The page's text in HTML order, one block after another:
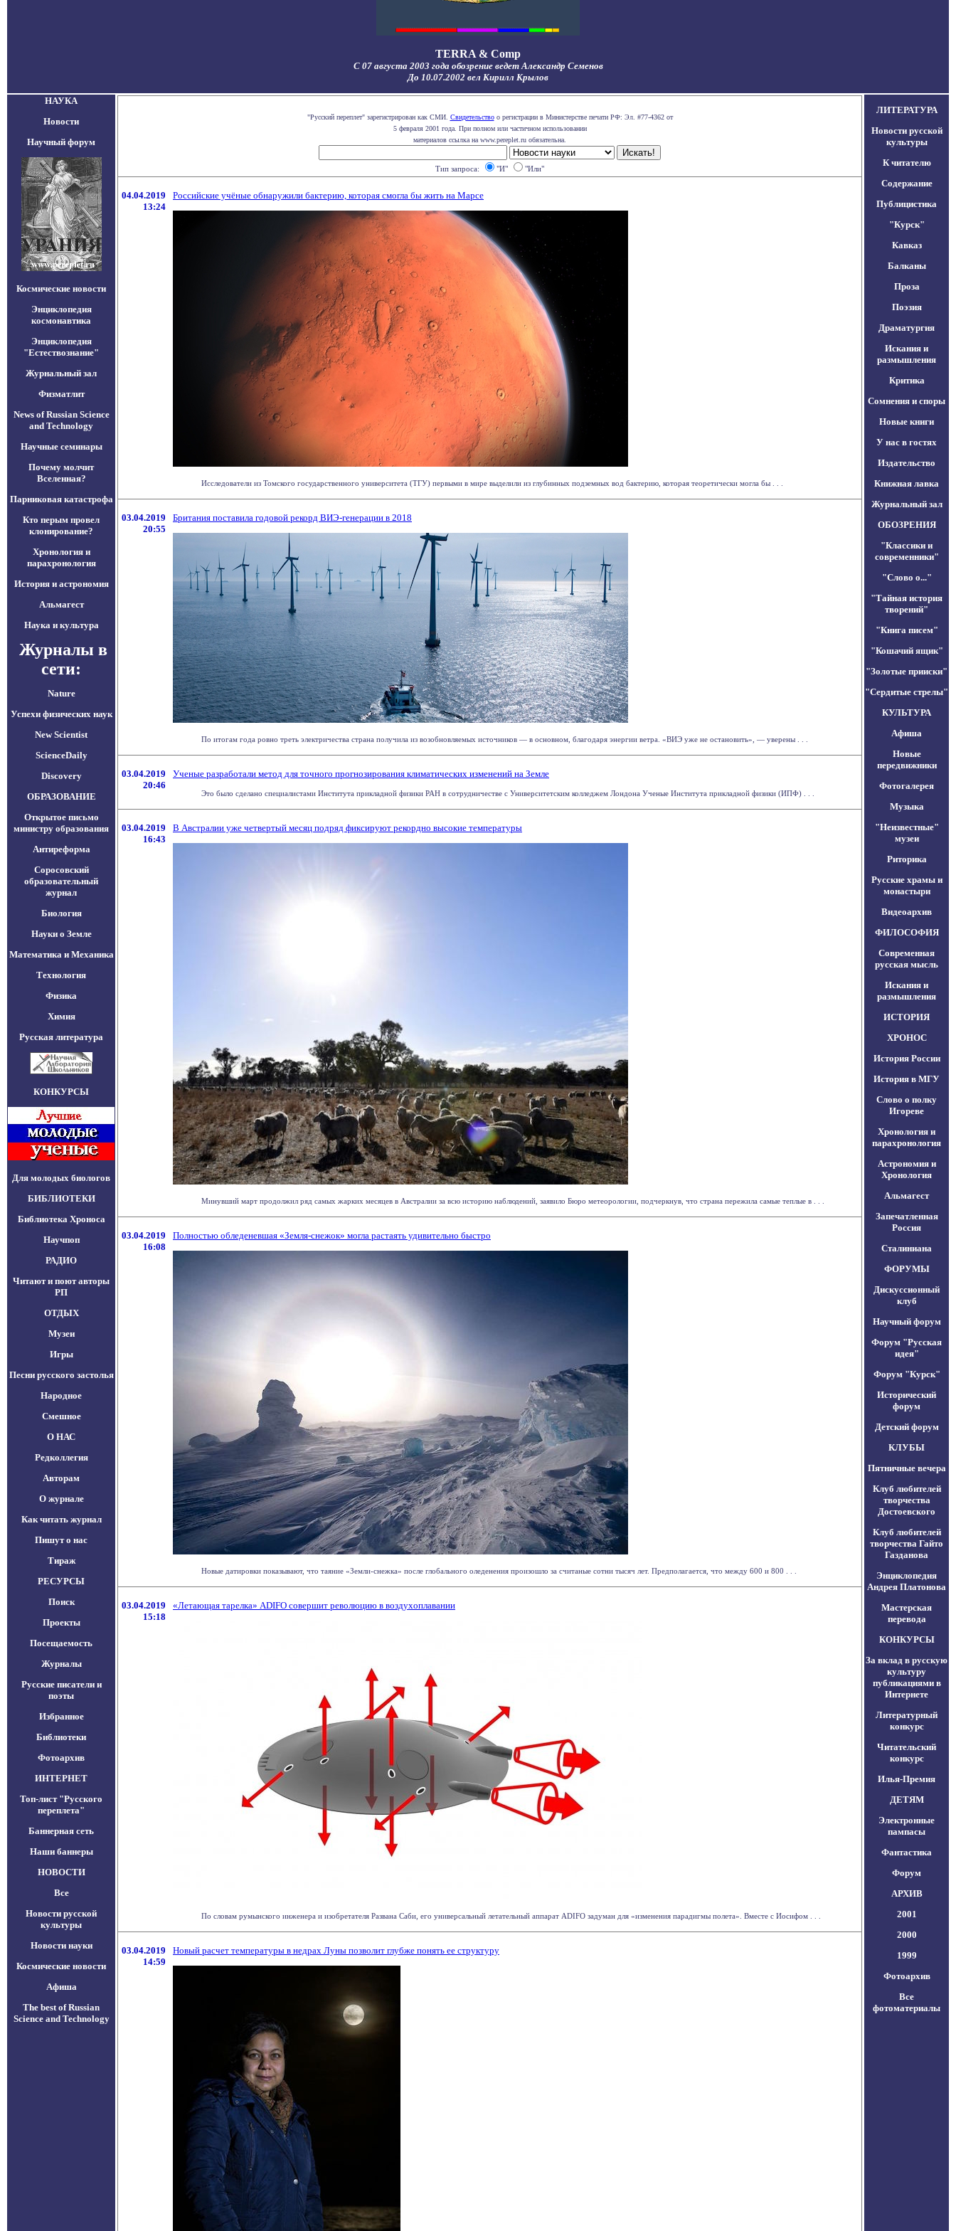
TERRA & Comp
С 07 августа 2003 года обозрение ведет Александр Семенов
До 10.07.2002 вел Кирилл Крылов
НАУКА
Новости
Научный форум
Космические новости
Энциклопедия
космонавтика
Энциклопедия
"Естествознание"
Журнальный зал
Физматлит
News of Russian Science
and Technology
Научные семинары
Почему молчит
Вселенная?
Парниковая катастрофа
Кто перым провел
клонирование?
Хронология и
парахронология
История и астрономия
Альмагест
Наука и культура
Журналы в
сети:
Nature
Успехи физических наук
New Scientist
ScienceDaily
Discovery
ОБРАЗОВАНИЕ
Открытое письмо
министру образования
Антиреформа
Соросовский
образовательный
журнал
Биология
Науки о Земле
Математика и Механика
Технология
Физика
Химия
Русская литература
КОНКУРСЫ
Для молодых биологов
БИБЛИОТЕКИ
Библиотека Хроноса
Научпоп
РАДИО
Читают и поют авторы
РП
ОТДЫХ
Музеи
Игры
Песни русского застолья
Народное
Смешное
О НАС
Редколлегия
Авторам
О журнале
Как читать журнал
Пишут о нас
Тираж
РЕСУРСЫ
Поиск
Проекты
Посещаемость
Журналы
Русские писатели и
поэты
Избранное
Библиотеки
Фотоархив
ИНТЕРНЕТ
Топ-лист "Русского
переплета"
Баннерная сеть
Наши баннеры
НОВОСТИ
Все
Новости русской
культуры
Новости науки
Космические новости
Афиша
The best of Russian
Science and Technology
"Русский переплет" зарегистрирован как СМИ. Свидетельствоо регистрации в Министерстве печати РФ: Эл. #77-4362 от
5 февраля 2001 года. При полном или частичном использовании
материалов ссылка на www.pereplet.ru обязательна.
Тип запроса: "И" "Или"
04.04.2019
13:24
Российские учёные обнаружили бактерию, которая смогла бы жить на Марсе
Исследователи из Томского государственного университета (ТГУ) первыми в мире выделили из глубинных подземных вод бактерию, которая теоретически могла бы . . .
03.04.2019
20:55
Британия поставила годовой рекорд ВИЭ-генерации в 2018
По итогам года ровно треть электричества страна получила из возобновляемых источников — в основном, благодаря энергии ветра. «ВИЭ уже не остановить», — уверены . . .
03.04.2019
20:46
Ученые разработали метод для точного прогнозирования климатических изменений на Земле
Это было сделано специалистами Института прикладной физики РАН в сотрудничестве с Университетским колледжем Лондона Ученые Института прикладной физики (ИПФ) . . .
03.04.2019
16:43
В Австралии уже четвертый месяц подряд фиксируют рекордно высокие температуры
Минувший март продолжил ряд самых жарких месяцев в Австралии за всю историю наблюдений, заявило Бюро метеорологии, подчеркнув, что страна пережила самые теплые в . . .
03.04.2019
16:08
Полностью обледеневшая «Земля-снежок» могла растаять удивительно быстро
Новые датировки показывают, что таяние «Земли-снежка» после глобального оледенения произошло за считаные сотни тысяч лет. Предполагается, что между 600 и 800 . . .
03.04.2019
15:18
«Летающая тарелка» ADIFO совершит революцию в воздухоплавании
По словам румынского инженера и изобретателя Развана Саби, его универсальный летательный аппарат ADIFO задуман для «изменения парадигмы полета». Вместе с Иосифом . . .
03.04.2019
14:59
Новый расчет температуры в недрах Луны позволит глубже понять ее структуру
ЛИТЕРАТУРА
Новости русской
культуры
К читателю
Содержание
Публицистика
"Курск"
Кавказ
Балканы
Проза
Поэзия
Драматургия
Искания и
размышления
Критика
Сомнения и споры
Новые книги
У нас в гостях
Издательство
Книжная лавка
Журнальный зал
ОБОЗРЕНИЯ
"Классики и
современники"
"Слово о..."
"Тайная история
творений"
"Книга писем"
"Кошачий ящик"
"Золотые прииски"
"Сердитые стрелы"
КУЛЬТУРА
Афиша
Новые
передвижники
Фотогалерея
Музыка
"Неизвестные"
музеи
Риторика
Русские храмы и
монастыри
Видеоархив
ФИЛОСОФИЯ
Современная
русская мысль
Искания и
размышления
ИСТОРИЯ
ХРОНОС
История России
История в МГУ
Слово о полку
Игореве
Хронология и
парахронология
Астрономия и
Хронология
Альмагест
Запечатленная
Россия
Сталиниана
ФОРУМЫ
Дискуссионный
клуб
Научный форум
Форум "Русская
идея"
Форум "Курск"
Исторический
форум
Детский форум
КЛУБЫ
Пятничные вечера
Клуб любителей
творчества
Достоевского
Клуб любителей
творчества Гайто
Газданова
Энциклопедия
Андрея Платонова
Мастерская
перевода
КОНКУРСЫ
За вклад в русскую
культуру
публикациями в
Интернете
Литературный
конкурс
Читательский
конкурс
Илья-Премия
ДЕТЯМ
Электронные
пампасы
Фантастика
Форум
АРХИВ
2001
2000
1999
Фотоархив
Все
фотоматериалы